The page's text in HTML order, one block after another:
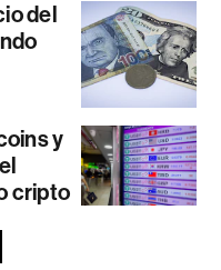
del
y
cripto